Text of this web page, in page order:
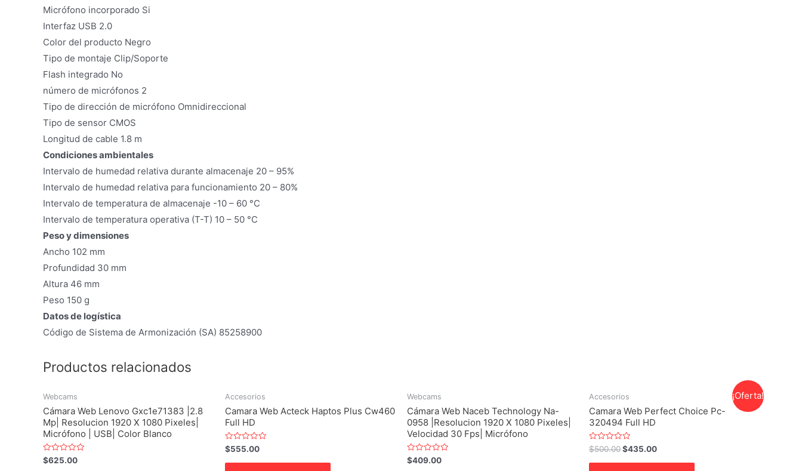
Micrófono incorporado Si
Interfaz USB 2.0
Color del producto Negro
Tipo de montaje Clip/Soporte
Flash integrado No
número de micrófonos 2
Tipo de dirección de micrófono Omnidireccional
Tipo de sensor CMOS
Longitud de cable 1.8 m
Condiciones ambientales
Intervalo de humedad relativa durante almacenaje 20 – 95%
Intervalo de humedad relativa para funcionamiento 20 – 80%
Intervalo de temperatura de almacenaje -10 – 60 °C
Intervalo de temperatura operativa (T-T) 10 – 50 °C
Peso y dimensiones
Ancho 102 mm
Profundidad 30 mm
Altura 46 mm
Peso 150 g
Datos de logística
Código de Sistema de Armonización (SA) 85258900
Productos relacionados
Webcams
Cámara Web Lenovo Gxc1e71383 |2.8
Mp| Resolucion 1920 X 1080 Pixeles|
Micrófono | USB| Color Blanco
Valorado
con
$625.00
Accesorios
Camara Web Acteck Haptos Plus Cw460
Full HD
Valorado
con
0
$555.00
Webcams
Cámara Web Naceb Technology Na-
0958 |Resolucion 1920 X 1080 Pixeles|
Velocidad 30 Fps| Micrófono
Valorado
con
$409.00
¡Oferta!
Accesorios
Camara Web Perfect Choice Pc-
320494 Full HD
Valorado
con
0
$500.00$435.00